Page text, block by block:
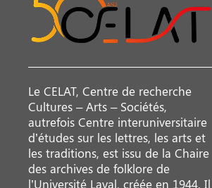
Le CELAT, Centre de recherche
Cultures – Arts – Sociétés,
autrefois Centre interuniversitaire
d’études sur les lettres, les arts et
les traditions, est issu de la Chaire
des archives de folklore de
l’Université Laval, créée en 1944. Il